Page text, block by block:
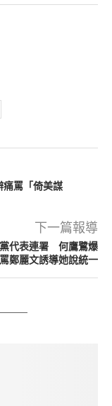
罵「倚美謀
下一篇報導
代表連署 何鷹鷺爆
鄭麗文誘導她說統一